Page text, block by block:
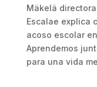
Mäkelä
Escalae explica
acoso escolar
Aprendemos
para una vida